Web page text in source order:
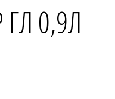
ГЛ 0,9Л